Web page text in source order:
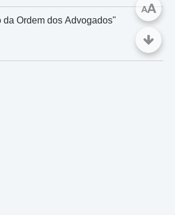
Ordem dos Advogados"
AA